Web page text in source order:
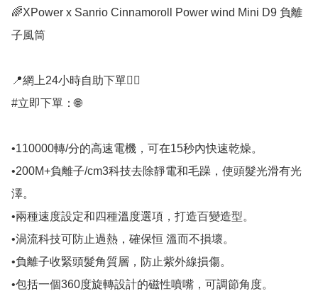
🌈XPower x Sanrio Cinnamoroll Power wind Mini D9 負離
子風筒
📍網上24小時自助下單👍🏻
#立即下單：🌐
•110000轉/分的高速電機，可在15秒內快速乾燥。
•200M+負離子/cm3科技去除靜電和毛躁，使頭髮光滑有光
澤。
•兩種速度設定和四種溫度選項，打造百變造型。
•渦流科技可防止過熱，確保恒 溫而不損壞。
•負離子收緊頭髮角質層，防止紫外線損傷。
•包括一個360度旋轉設計的磁性噴嘴，可調節角度。